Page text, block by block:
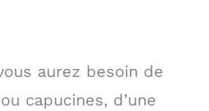
aurez besoin de
capucines, d’une